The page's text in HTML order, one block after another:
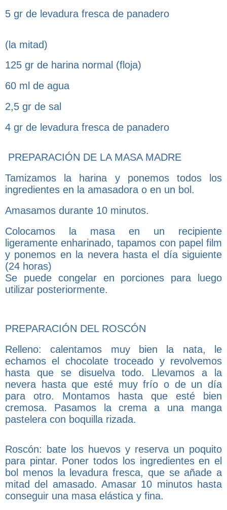
5 gr de levadura fresca de panadero
(la mitad)
125 gr de harina normal (floja)
60 ml de agua
2,5 gr de sal
4 gr de levadura fresca de panadero
PREPARACIÓN DE LA MASA MADRE
Tamizamos la harina y ponemos todos los
ingredientes en la amasadora o en un bol.
Amasamos durante 10 minutos.
Colocamos la masa en un recipiente
ligeramente enharinado, tapamos con papel film
y ponemos en la nevera hasta el día siguiente
(24 horas)
Se puede congelar en porciones para luego
utilizar posteriormente.
PREPARACIÓN DEL ROSCÓN
Relleno: calentamos muy bien la nata, le
echamos el chocolate troceado y revolvemos
hasta que se disuelva todo. Llevamos a la
nevera hasta que esté muy frío o de un día
para otro. Montamos hasta que esté bien
cremosa. Pasamos la crema a una manga
pastelera con boquilla rizada.
Roscón: bate los huevos y reserva un poquito
para pintar. Poner todos los ingredientes en el
bol menos la levadura fresca, que se añade a
mitad del amasado. Amasar 10 minutos hasta
conseguir una masa elástica y fina.